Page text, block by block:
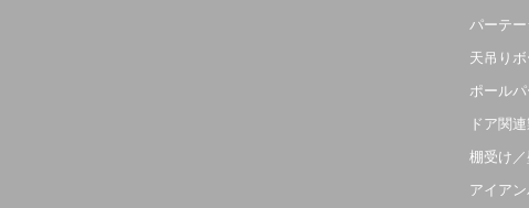
パーテ
天吊り
ポール
ドア関
棚受け
アイアン